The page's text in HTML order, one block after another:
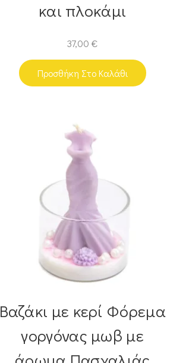
και πλοκάμι
37,00€
Προσθήκη Στο Καλάθι
Βαζάκι με κερί Φόρεμα
γοργόνας μωβ με